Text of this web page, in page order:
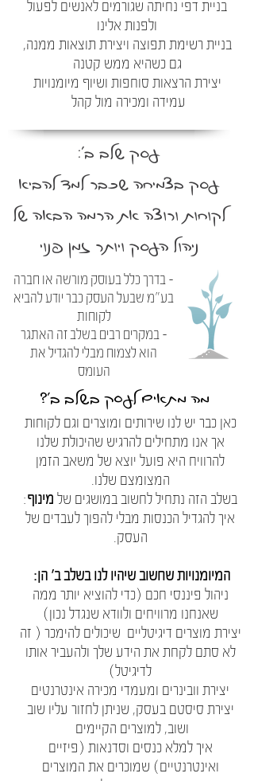
בניית דפי נחיתה שגורמים לאנשים לפעול
ולפנות אלינו
בניית רשימת תפוצה ויצירת תוצאות ממנה,
גם כשהיא ממש קטנה
יצירת הרצאות סוחפות ושיוף מיומנויות
עמידה ומכירה מול קהל
- בדרך כלל בעוסק מורשה או חברה
בע"מ שבעל העסק כבר יודע להביא
לקוחות
- במקרים רבים בשלב זה האתגר
הוא לצמוח מבלי להגדיל את
העומס
עסק שלב ב':
עסק בצמיחה שכבר למד להביא
לקוחות ורוצה את הרמה הבאה של
ניהול העסק ויותר זמן פנוי
מה מתאים לעסק בשלב ב'?
כאן כבר יש לנו שירותים ומוצרים וגם לקוחות
אך אנו מתחילים להרגיש שהיכולת שלנו
להרוויח היא פועל יוצא של משאב הזמן
המצומצם שלנו.
בשלב הזה נתחיל לחשוב במושגים של מינוף:
איך להגדיל הכנסות מבלי להפוך לעבדים של
העסק.
המיומנויות שחשוב שיהיו לנו בשלב ב' הן:
ניהול פיננסי חכם (כדי להוציא יותר ממה
שאנחנו מרוויחים ולוודא שנגדל נכון)
יצירת מוצרים דיגיטליים שיכולים להימכר ( זה
לא סתם לקחת את הידע שלך ולהעביר אותו
לדיגיטל)
יצירת וובינרים ומעמדי מכירה אינטרנטים
יצירת סיסטם בעסק, שניתן לחזור עליו שוב
ושוב, למוצרים הקיימים
איך למלא כנסים וסדנאות (פיזיים
ואינטרנטיים) שמוכרים את המוצרים